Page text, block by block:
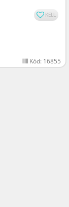
Kód: 16855
KELL